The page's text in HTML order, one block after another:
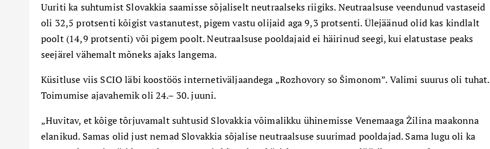
Uuriti ka suhtumist Slovakkia saamisse sõjaliselt neutraalseks riigiks. Neutraalsuse veendunud vastaseid
oli 32,5 protsenti kõigist vastanutest, pigem vastu olijaid aga 9,3 protsenti. Ülejäänud olid kas kindlalt
poolt (14,9 protsenti) või pigem poolt. Neutraalsuse pooldajaid ei häirinud seegi, kui elatustase peaks
seejärel vähemalt mõneks ajaks langema.
Küsitluse viis SCIO läbi koostöös internetiväljaandega „Rozhovory so Šimonom”. Valimi suurus oli tuhat.
Toimumise ajavahemik oli 24.– 30. juuni.
„Huvitav, et kõige tõrjuvamalt suhtusid Slovakkia võimalikku ühinemisse Venemaaga Žilina maakonna
elanikud. Samas olid just nemad Slovakkia sõjalise neutraalsuse suurimad pooldajad. Sama lugu oli ka